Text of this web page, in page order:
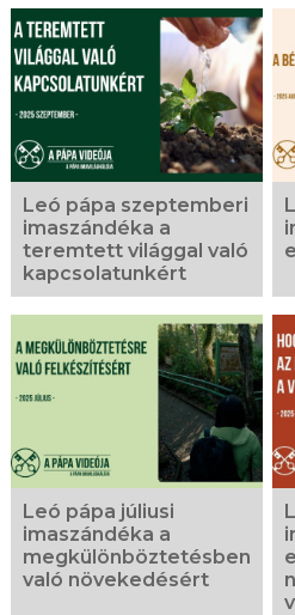
Kapcsolódó
fotógaléria
Leó pápa szeptemberi
imaszándéka a
teremtett világgal való
kapcsolatunkért
Leó pápa júliusi
imaszándéka a
megkülönböztetésben
való növekedésért